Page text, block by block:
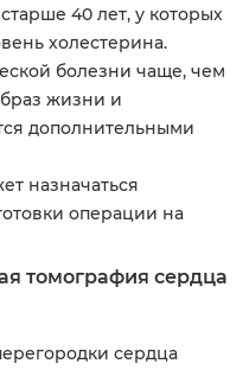
40 лет, у которых
холестерина.
болезни чаще, чем
жизни и
дополнительными
назначаться
операции на
томография сердца
сердца